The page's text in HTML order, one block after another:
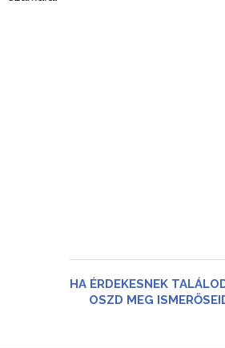
HA ÉRDEKESNEK
OSZD MEG